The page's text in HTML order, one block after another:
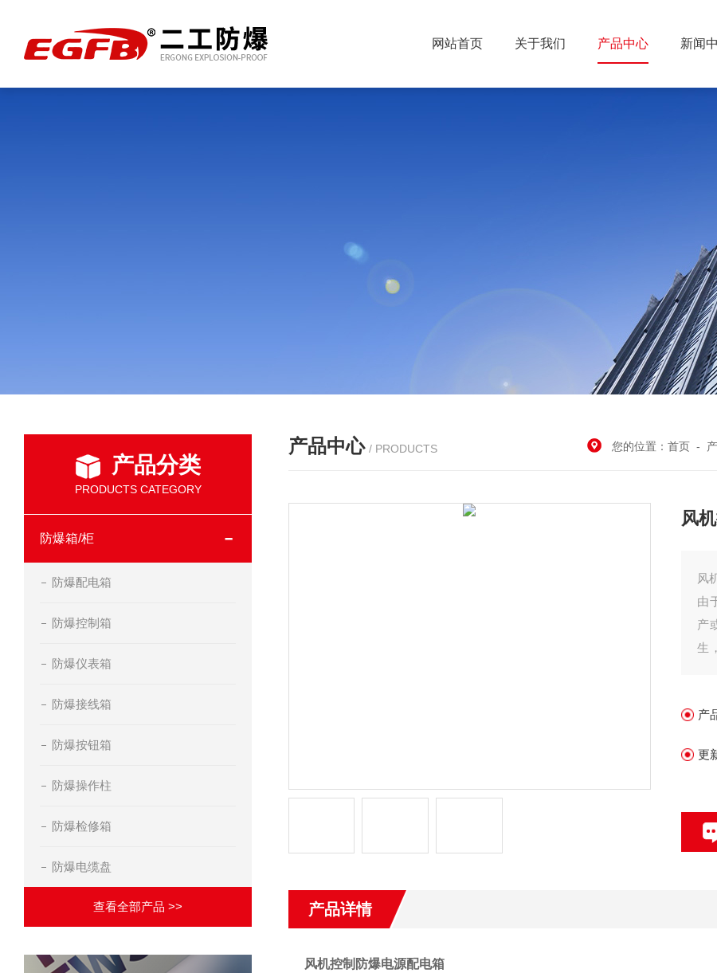
网站首页 关于我们 产品中心 新闻
产品分类
PRODUCTS CATEGORY
防爆箱/柜
防爆配电箱
防爆控制箱
防爆仪表箱
防爆接线箱
防爆按钮箱
防爆操作柱
防爆检修箱
防爆电缆盘
查看全部产品 >>
产品中心 / PRODUCTS 您的位置： 首页 -
风
风
由
产
生
产
更
产品详情
风机控制防爆电源配电箱